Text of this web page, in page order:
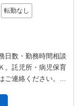
転勤なし
日数・勤務時間相談
。託児所・病児保育
連絡ください。